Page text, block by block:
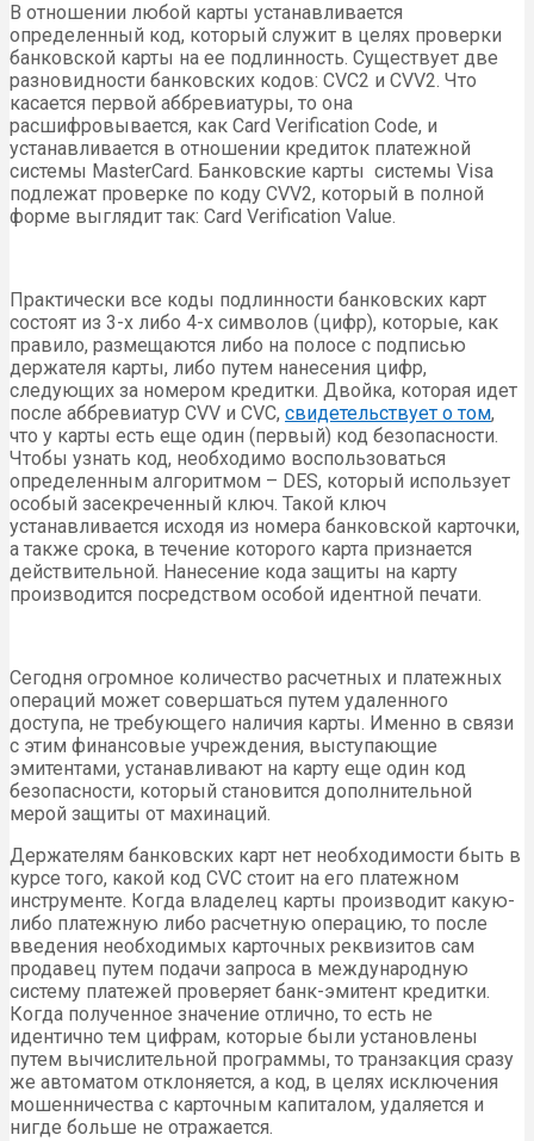
В отношении любой карты устанавливается
определенный код, который служит в целях проверки
банковской карты на ее подлинность. Существует две
разновидности банковских кодов: CVC2 и CVV2. Что
касается первой аббревиатуры, то она
расшифровывается, как Card Verification Code, и
устанавливается в отношении кредиток платежной
системы MasterCard. Банковские карты системы Visa
подлежат проверке по коду CVV2, который в полной
форме выглядит так: Card Verification Value.
Практически все коды подлинности банковских карт
состоят из 3-х либо 4-х символов (цифр), которые, как
правило, размещаются либо на полосе с подписью
держателя карты, либо путем нанесения цифр,
следующих за номером кредитки. Двойка, которая идет
после аббревиатур CVV и CVC, свидетельствует о том,
что у карты есть еще один (первый) код безопасности.
Чтобы узнать код, необходимо воспользоваться
определенным алгоритмом – DES, который использует
особый засекреченный ключ. Такой ключ
устанавливается исходя из номера банковской карточки,
а также срока, в течение которого карта признается
действительной. Нанесение кода защиты на карту
производится посредством особой идентной печати.
Сегодня огромное количество расчетных и платежных
операций может совершаться путем удаленного
доступа, не требующего наличия карты. Именно в связи
с этим финансовые учреждения, выступающие
эмитентами, устанавливают на карту еще один код
безопасности, который становится дополнительной
мерой защиты от махинаций.
Держателям банковских карт нет необходимости быть в
курсе того, какой код CVC стоит на его платежном
инструменте. Когда владелец карты производит какую-
либо платежную либо расчетную операцию, то после
введения необходимых карточных реквизитов сам
продавец путем подачи запроса в международную
систему платежей проверяет банк-эмитент кредитки.
Когда полученное значение отлично, то есть не
идентично тем цифрам, которые были установлены
путем вычислительной программы, то транзакция сразу
же автоматом отклоняется, а код, в целях исключения
мошенничества с карточным капиталом, удаляется и
нигде больше не отражается.